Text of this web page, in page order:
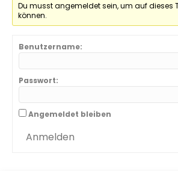
Du musst angemeldet sein, um auf dieses
können.
Benutzername:
Passwort:
Angemeldet bleiben
Anmelden